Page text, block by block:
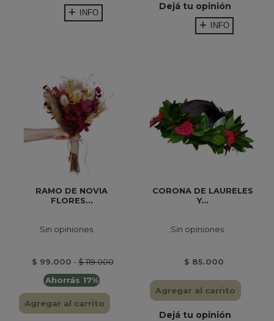
INFO
Dejá tu opinión
INFO
RAMO DE NOVIA
FLORES...
Sin opiniones
$ 99.000 - $ 119.000
Ahorrás 17%
Agregar al carrito
CORONA DE LAURELES
Y...
Sin opiniones
$ 85.000
Agregar al carrito
Dejá tu opinión